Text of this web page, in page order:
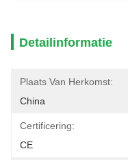
Detailinformatie
Plaats Van Herkomst:
China
Certificering:
CE